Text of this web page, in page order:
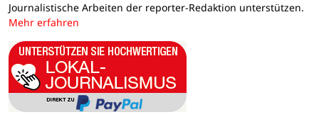
Journalistische Arbeiten der reporter-Redaktion unterstützen.
Mehr erfahren